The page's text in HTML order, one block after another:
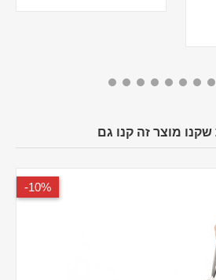
שקנו מוצר זה קנו גם
10%-